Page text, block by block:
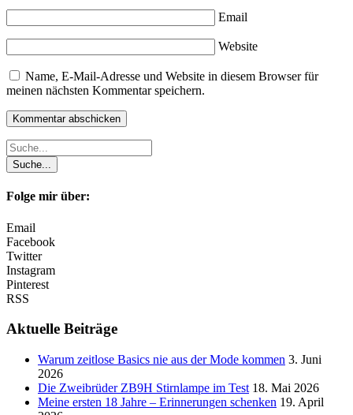
Email
Website
Name, E-Mail-Adresse und Website in diesem Browser für
meinen nächsten Kommentar speichern.
Folge mir über:
Email
Facebook
Twitter
Instagram
Pinterest
RSS
Aktuelle Beiträge
Warum zeitlose Basics nie aus der Mode kommen 3. Juni
2026
Die Zweibrüder ZB9H Stirnlampe im Test 18. Mai 2026
Meine ersten 18 Jahre – Erinnerungen schenken 19. April